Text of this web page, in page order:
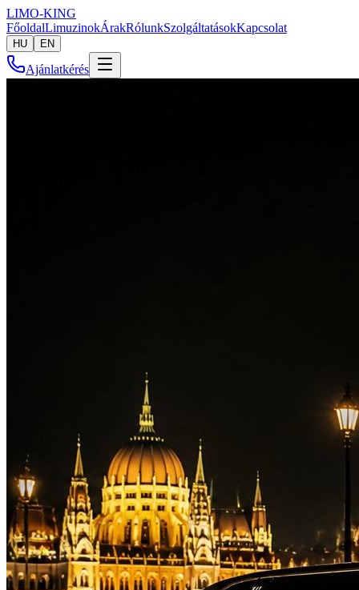
LIMO-KING
FőoldalLimuzinokÁrakRólunkSzolgáltatásokKapcsolat
HU EN
Ajánlatkérés